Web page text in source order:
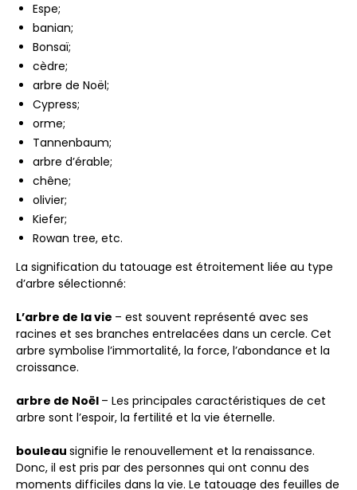
Espe;
banian;
Bonsaï;
cèdre;
arbre de Noël;
Cypress;
orme;
Tannenbaum;
arbre d’érable;
chêne;
olivier;
Kiefer;
Rowan tree, etc.
La signification du tatouage est étroitement liée au type
d’arbre sélectionné:
L’arbre de la vie – est souvent représenté avec ses
racines et ses branches entrelacées dans un cercle. Cet
arbre symbolise l’immortalité, la force, l’abondance et la
croissance.
arbre de Noël – Les principales caractéristiques de cet
arbre sont l’espoir, la fertilité et la vie éternelle.
bouleau signifie le renouvellement et la renaissance.
Donc, il est pris par des personnes qui ont connu des
moments difficiles dans la vie. Le tatouage des feuilles de